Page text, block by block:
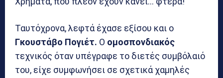
Ταυτόχρονα, λεφτά έχασε εξίσου και ο
Γκουστάβο Πογιέτ. Ο ομοσπονδιακός
τεχνικός όταν υπέγραφε το διετές συμβόλαιό
του, είχε συμφωνήσει σε σχετικά χαμηλές